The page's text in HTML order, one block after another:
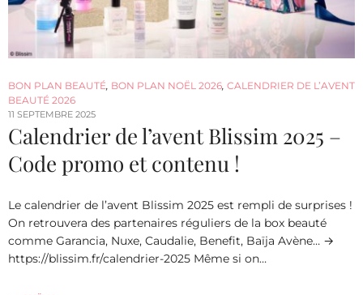
BON PLAN BEAUTÉ, BON PLAN NOËL 2026, CALENDRIER DE L’AVENT
BEAUTÉ 2026
11 SEPTEMBRE 2025
Calendrier de l’avent Blissim 2025 –
Code promo et contenu !
Le calendrier de l’avent Blissim 2025 est rempli de surprises !
On retrouvera des partenaires réguliers de la box beauté
comme Garancia, Nuxe, Caudalie, Benefit, Baïja Avène… →
https://blissim.fr/calendrier-2025 Même si on…